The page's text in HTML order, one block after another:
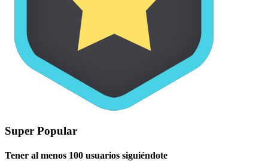
Super Popular
Tener al menos 100 usuarios siguiéndote